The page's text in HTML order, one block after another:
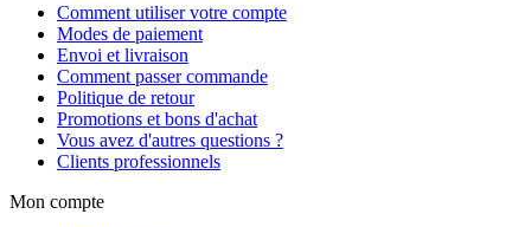
Comment utiliser votre compte
Modes de paiement
Envoi et livraison
Comment passer commande
Politique de retour
Promotions et bons d'achat
Vous avez d'autres questions ?
Clients professionnels
Mon compte